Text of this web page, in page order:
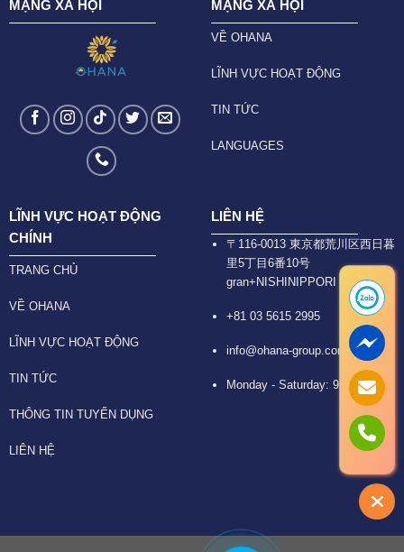
MẠNG XÃ HỘI MẠNG XÃ HỘI
VỀ OHANA
LĨNH VỰC HOẠT ĐỘNG
TIN TỨC
LANGUAGES
LĨNH VỰC HOẠT ĐỘNG
CHÍNH
TRANG CHỦ
VỀ OHANA
LĨNH VỰC HOẠT ĐỘNG
TIN TỨC
THÔNG TIN TUYỂN DỤNG
LIÊN HỆ
LIÊN HỆ
〒116-0013 東京都荒川区西日暮
里5丁目6番10号
gran+NISHINIPPORI 6F
+81 03 5615 2995
info@ohana-group.com
Monday - Saturday: 9:30 -18:30